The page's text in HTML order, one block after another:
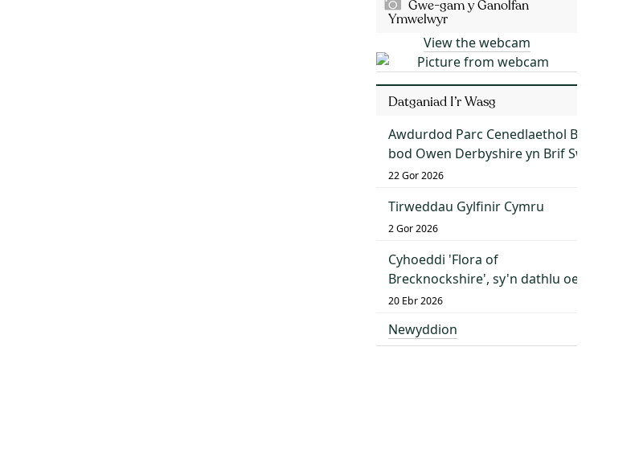
Gwe-gam y Ganolfan
Ymwelwyr
View the webcam
Datganiad I’r Wasg
Awdurdod Parc Cenedlaethol Bannau
bod Owen Derbyshire yn Brif Swyddog
22 Gor 2026
Tirweddau Gylfinir Cymru
2 Gor 2026
Cyhoeddi 'Flora of
Brecknockshire', sy'n dathlu oes o
20 Ebr 2026
Newyddion